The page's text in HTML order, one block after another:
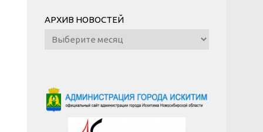
АРХИВ НОВОСТЕЙ
Архив
новостей